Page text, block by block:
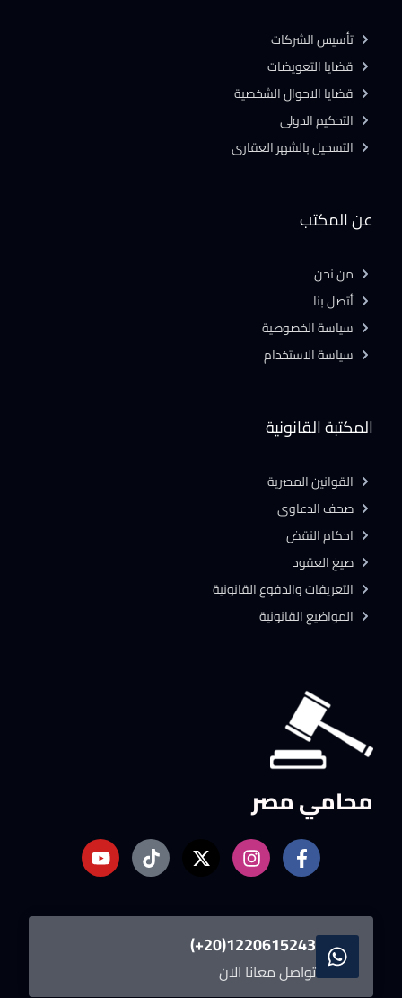
محامي مصر
1220615243(20+)
تواصل معانا الان
المكتبة القانونية
القوانين المصرية
صحف الدعاوى
احكام النقض
صيغ العقود
التعريفات والدفوع القانونية
المواضيع القانونية
عن المكتب
من نحن
أتصل بنا
سياسة الخصوصية
سياسة الاستخدام
تأسيس الشركات
قضايا التعويضات
قضايا الاحوال الشخصية
التحكيم الدولى
التسجيل بالشهر العقارى